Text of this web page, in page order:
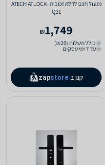
מנעול חכם לדלת זכוכית ATECH ATLOCK-
Q31
1,749
₪
כולל משלוח (₪20)
עד 7 ימי עסקים
קנו ב- zapstore